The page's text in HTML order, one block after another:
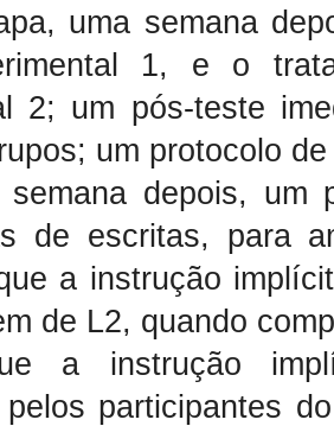
uma semana
1, e o
2; um pós-teste
um protocolo
semana depois, um
de escritas, para
a instrução
de L2, quando
a instrução
pelos participantes